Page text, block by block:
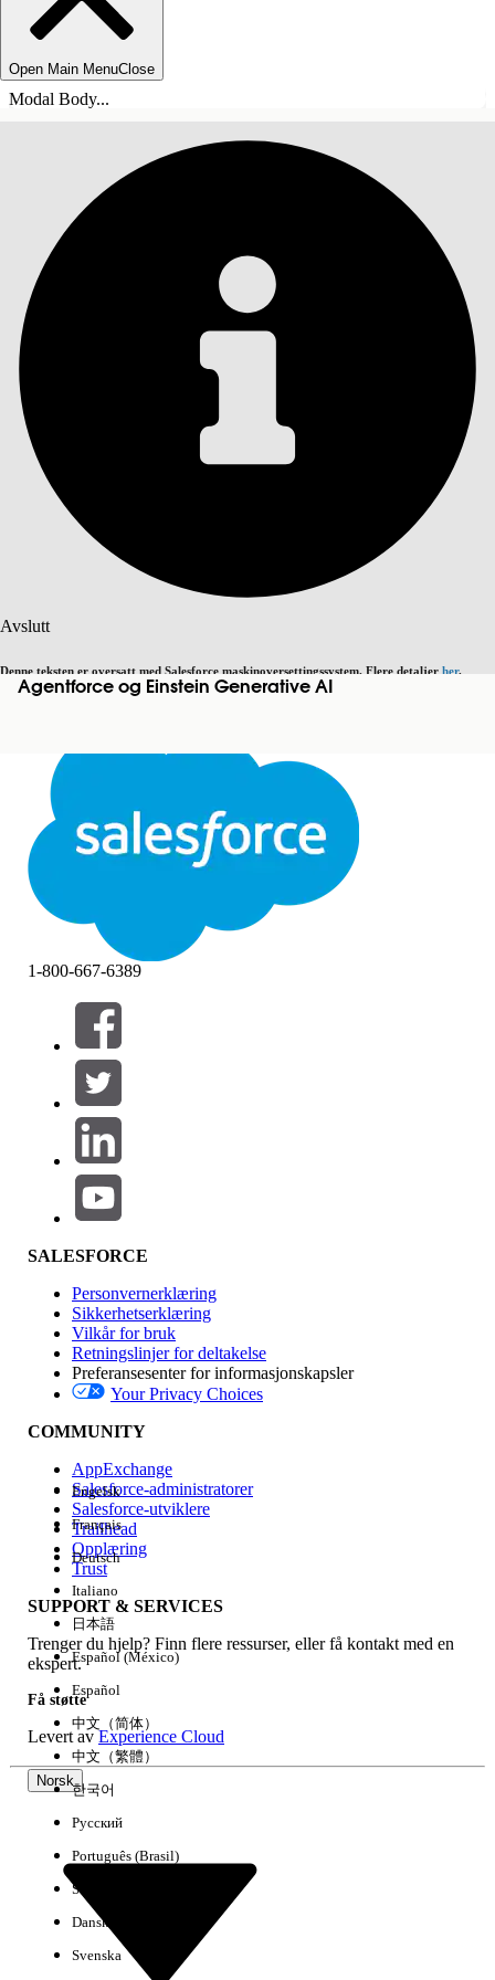
Open Main MenuClose
Modal Body...
Avslutt
Denne teksten er oversatt med Salesforce maskinoversettingssystem. Flere detaljer her.
Bytt til engelsk Ikke nå
Avslutt Avslutt
Agentforce og Einstein Generative AI
Vis innholdsfortegnelse
Filtrer etter (0)
VELG FILTRE
Produktområde
Funksjonsinnvirkning
Utgave
Erfaring
Fjern alle Utført
1-800-667-6389
SALESFORCE
Personvernerklæring
Sikkerhetserklæring
Vilkår for bruk
Retningslinjer for deltakelse
Preferansesenter for informasjonskapsler
Your Privacy Choices
COMMUNITY
AppExchange
Salesforce-administratorer
Salesforce-utviklere
Trailhead
Opplæring
Trust
SUPPORT & SERVICES
Trenger du hjelp? Finn flere ressurser, eller få kontakt med en
ekspert.
Få støtte
Levert avExperience Cloud
Norsk
Engelsk
Français
Deutsch
Italiano
日本語
Español (México)
Español
中文（简体）
中文（繁體）
한국어
Русский
Português (Brasil)
Suomi
Dansk
Svenska